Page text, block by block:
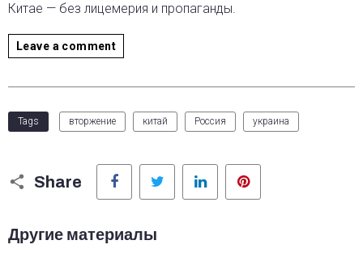
Китае — без лицемерия и пропаганды.
Leave a comment
Tags вторжение китай Россия украина
Share
Facebook Twitter LinkedIn
Другие материалы